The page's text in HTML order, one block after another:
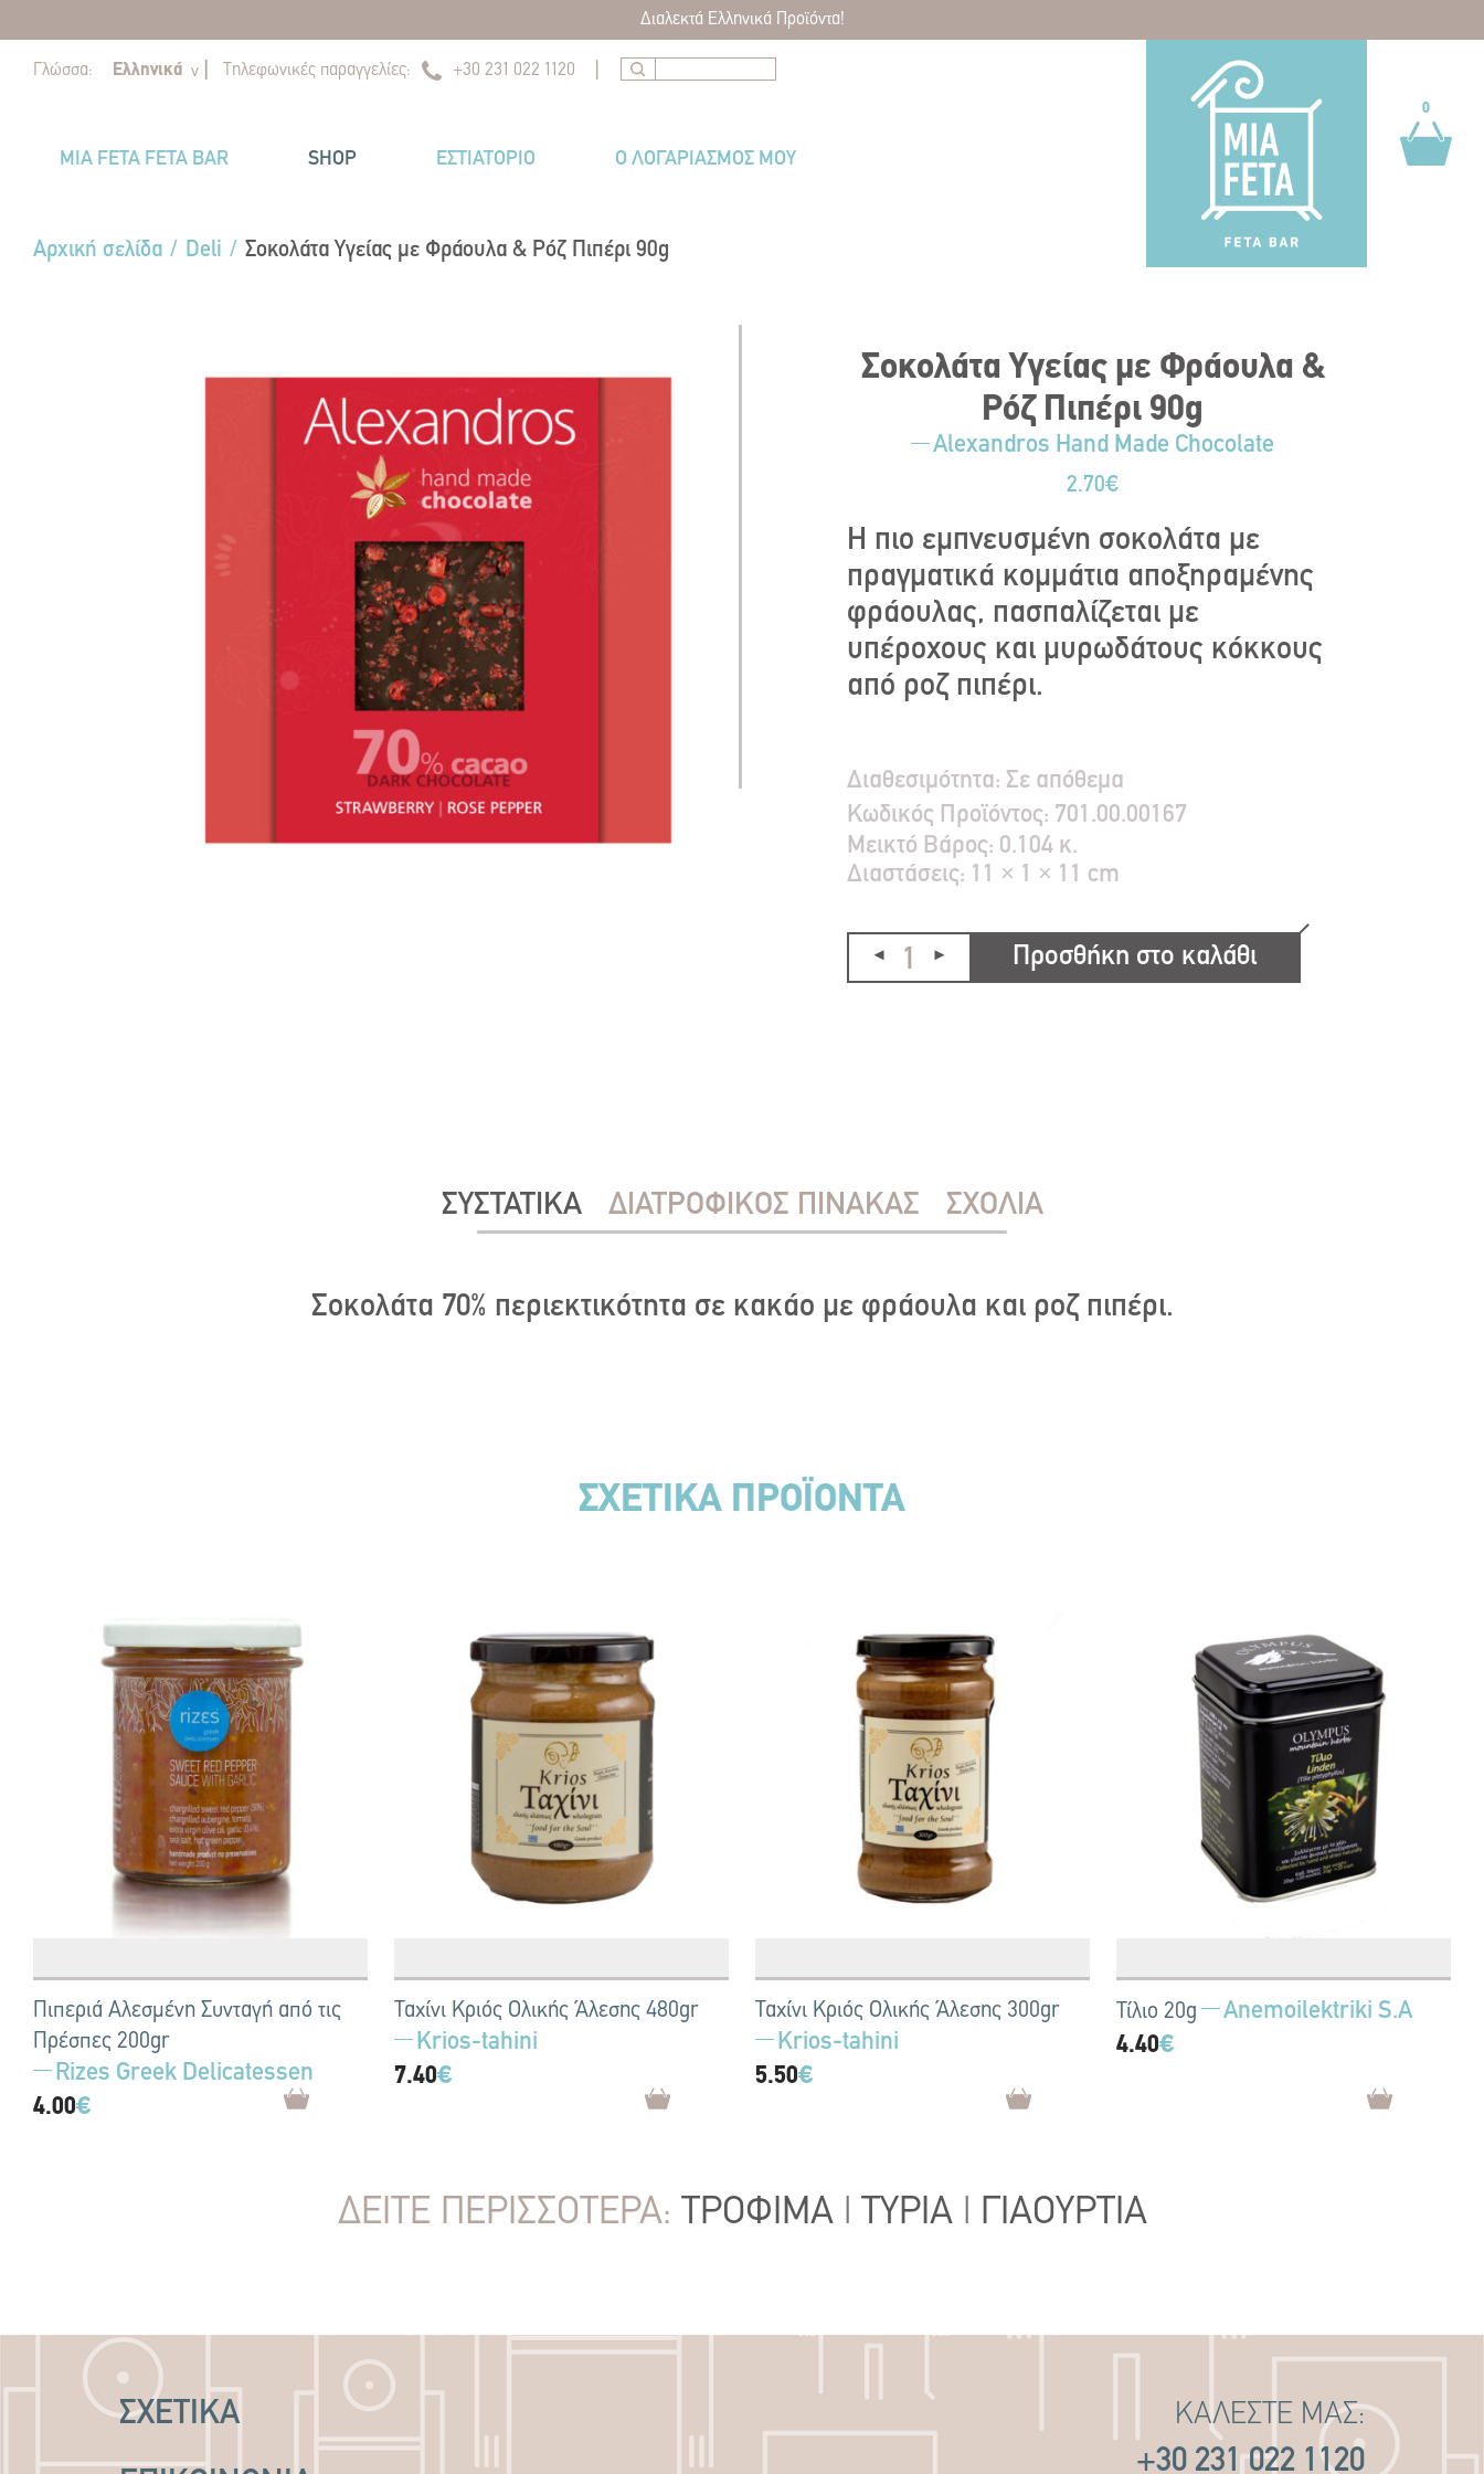
Διαλεκτά Ελληνικά Προϊόντα!
Γλώσσα: Ελληνικά v || Τηλεφωνικές παραγγελίες: +30 231 022 1120 |
0
0
MIA FETA FETA BAR SHOP ΕΣΤΙΑΤΌΡΙΟ Ο ΛΟΓΑΡΙΑΣΜΟΣ ΜΟΥ
Αρχική σελίδα / Deli / Σοκολάτα Υγείας με Φράουλα & Ρόζ Πιπέρι 90g
Σοκολάτα Υγείας με Φράουλα &
Ρόζ Πιπέρι 90g
Alexandros Hand Made Chocolate
2.70€
Η πιο εμπνευσμένη σοκολάτα με
πραγματικά κομμάτια αποξηραμένης
φράουλας, πασπαλίζεται με
υπέροχους και μυρωδάτους κόκκους
από ροζ πιπέρι.
Διαθεσιμότητα: Σε απόθεμα
Κωδικός Προϊόντος: 701.00.00167
Μεικτό Bάρος: 0.104 κ.
Διαστάσεις: 11 × 1 × 11 cm
Προσθήκη στο καλάθι
ΣΥΣΤΑΤΙΚΑ ΔΙΑΤΡΟΦΙΚΟΣ ΠΙΝΑΚΑΣ ΣΧΟΛΙΑ
Σοκολάτα 70% περιεκτικότητα σε κακάο με φράουλα και ροζ πιπέρι.
ΣΧΕΤΙΚΑ ΠΡΟΪΟΝΤΑ
Πιπεριά Αλεσμένη Συνταγή από τις
Πρέσπες 200gr
Rizes Greek Delicatessen
4.00€
Ταχίνι Κριός Ολικής Άλεσης 480gr
Krios-tahini
7.40€
Ταχίνι Κριός Ολικής Άλεσης 300gr
Krios-tahini
5.50€
Τίλιο 20g
Anemoilektriki S.A
4.40€
ΔΕΙΤΕ ΠΕΡΙΣΣΟΤΕΡΑ: ΤΡΟΦΙΜΑ| ΤΥΡΙΑ| ΓΙΑΟΥΡΤΙΑ
ΣΧΕΤΙΚΑ ΚΑΛΕΣΤΕ ΜΑΣ:
+30 231 022 1120